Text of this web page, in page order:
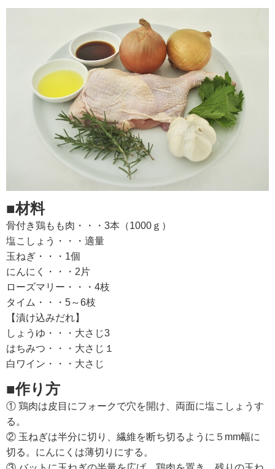
DATA
会社概要
■材料
骨付き鶏もも肉・・・3本（1000ｇ）
塩こしょう・・・適量
玉ねぎ・・・1個
にんにく・・・2片
ローズマリー・・・4枝
タイム・・・5～6枝
【漬け込みだれ】
しょうゆ・・・大さじ3
はちみつ・・・大さじ１
白ワイン・・・大さじ
■作り方
① 鶏肉は皮目にフォークで穴を開け、両面に塩こしょうす
る。
② 玉ねぎは半分に切り、繊維を断ち切るように５mm幅に
切る。にんにくは薄切りにする。